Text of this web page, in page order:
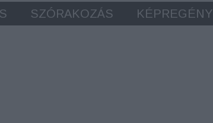
SZÓRAKOZÁS KÉPREGÉNY